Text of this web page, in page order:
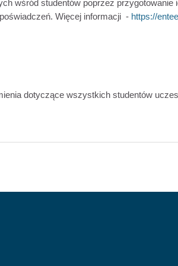
wśród studentów poprzez
Więcej informacji - https://
dotyczące wszystkich studentów